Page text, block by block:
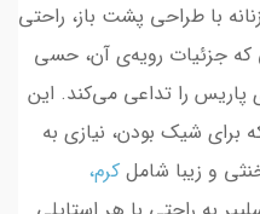
زنانه با طراحی پشت باز، راحتی
که جزئیات رویه‌ی آن، حسی
را تداعی می‌کند. این
شیک بودن، نیازی به
و زیبا شامل کرم،